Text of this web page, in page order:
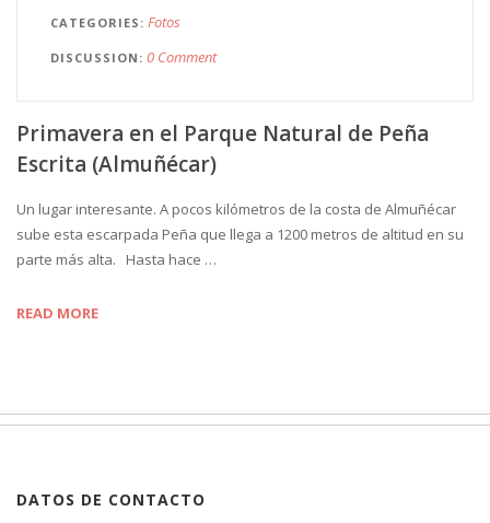
CATEGORIES Fotos
DISCUSSION 0 Comment
Primavera en el Parque Natural de Peña
Escrita (Almuñécar)
Un lugar interesante. A pocos kilómetros de la costa de Almuñécar
sube esta escarpada Peña que llega a 1200 metros de altitud en su
parte más alta. Hasta hace …
READ MORE
DATOS DE CONTACTO